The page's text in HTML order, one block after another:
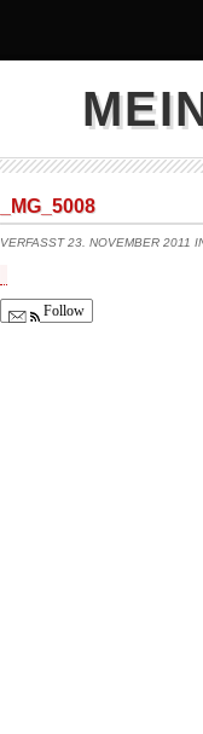
_MG_5008
VERFASST 23. NOVEMBER 2011
Follow